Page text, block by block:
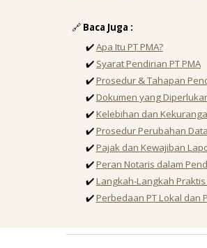
🔗 Baca Juga :
✔️Apa Itu PT PMA?
✔️ Syarat Pendirian PT PMA
✔️Prosedur & Tahapan
✔️Dokumen yang
✔️Kelebihan dan
✔️Prosedur Perubahan
✔️Pajak dan Kewajiban
✔️Peran Notaris dalam
✔️Langkah-Langkah Praktis
✔️Perbedaan PT Lokal dan